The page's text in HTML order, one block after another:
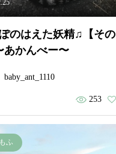
のはえた妖精♫【その
あかんべー〜
baby_ant_1110
253
ふ